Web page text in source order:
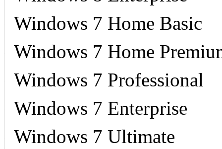
Windows 7 Home Basic
Windows 7 Home
Windows 7 Professional
Windows 7 Enterprise
Windows 7 Ultimate